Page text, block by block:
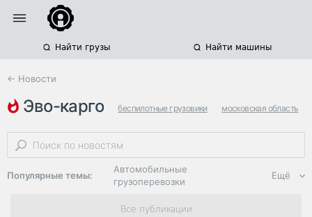
Найти грузы Найти машины
← Новости
эво-карго беспилотные грузовики московская область
роботизированная техника
Популярные темы:
Автомобильные
грузоперевозки
Региональная
Ещё
Все публикации